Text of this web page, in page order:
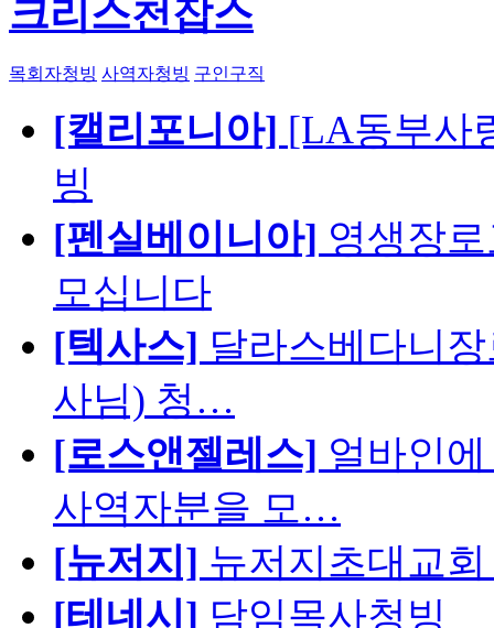
크리스천잡스
목회자청빙 사역자청빙 구인구직
[캘리포니아] [LA동부사
빙
[펜실베이니아] 영생장
모십니다
[텍사스] 달라스베다니
사님) 청…
[로스앤젤레스] 얼바인
사역자분을 모…
[뉴저지] 뉴저지초대교
[테네시] 담임목사청빙